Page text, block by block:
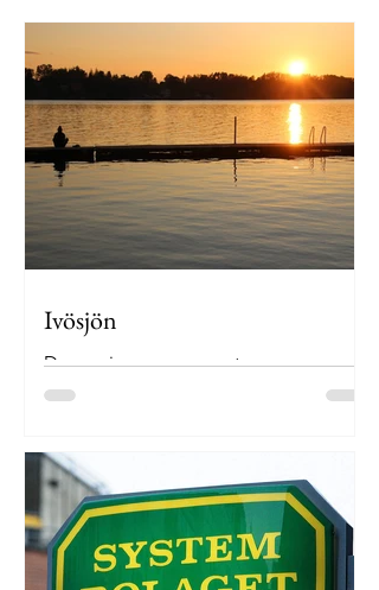
Ivösjön
Droom je soms van ontsnappen aan
de drukte? Van peddelen over stille
wakker worden met alleen de wind...